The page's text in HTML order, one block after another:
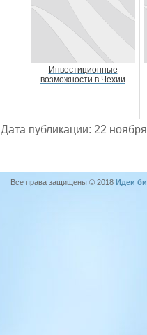
Инвестиционные
возможности в Чехии
Дата публикации: 22
Все права защищены © 2018 Идеи